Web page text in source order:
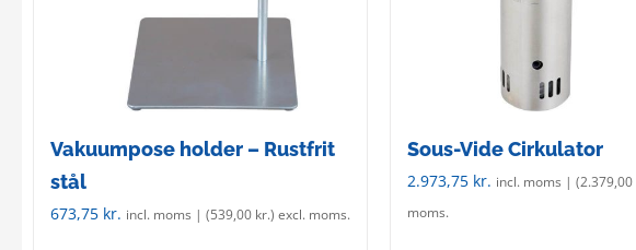
Vakuumpose holder – Rustfrit
stål
673,75 kr. incl. moms | (539,00 kr.) excl. moms.
Sous-Vide Cirkulator
2.973,75 kr. incl. moms | (2.379,00
moms.